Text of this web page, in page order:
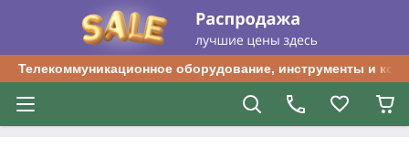
Телекоммуникационное оборудование, инструменты и